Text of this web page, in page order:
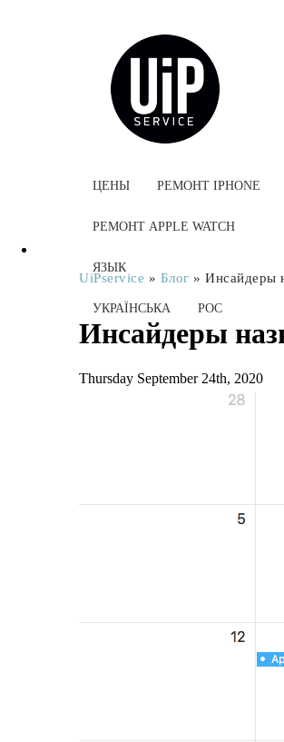
ЦЕНЫ РЕМОНТ IPHONE
РЕМОНТ APPLE WATCH
ЯЗЫК
УКРАЇНСЬКА РОС
UiPservice » Блог » Инсайдеры
Инсайдеры
Thursday September 24th, 2020